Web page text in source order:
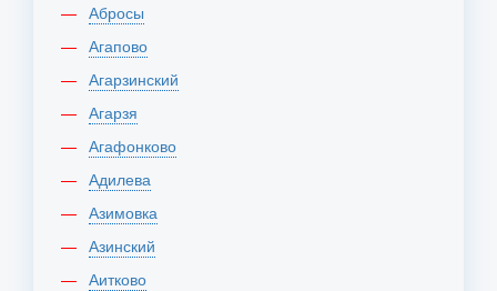
Абросы
Агапово
Агарзинский
Агарзя
Агафонково
Адилева
Азимовка
Азинский
Аитково